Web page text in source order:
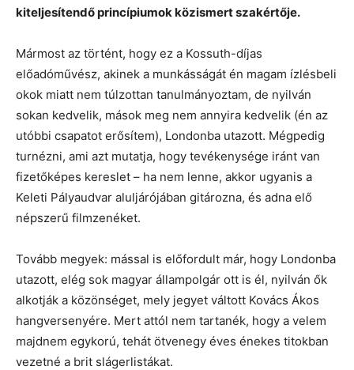
kiteljesítendő princípiumok közismert szakértője.
Mármost az történt, hogy ez a Kossuth-díjas
előadóművész, akinek a munkásságát én magam ízlésbeli
okok miatt nem túlzottan tanulmányoztam, de nyilván
sokan kedvelik, mások meg nem annyira kedvelik (én az
utóbbi csapatot erősítem), Londonba utazott. Mégpedig
turnézni, ami azt mutatja, hogy tevékenysége iránt van
fizetőképes kereslet – ha nem lenne, akkor ugyanis a
Keleti Pályaudvar aluljárójában gitározna, és adna elő
népszerű filmzenéket.
Tovább megyek: mással is előfordult már, hogy Londonba
utazott, elég sok magyar állampolgár ott is él, nyilván ők
alkotják a közönséget, mely jegyet váltott Kovács Ákos
hangversenyére. Mert attól nem tartanék, hogy a velem
majdnem egykorú, tehát ötvenegy éves énekes titokban
vezetné a brit slágerlistákat.